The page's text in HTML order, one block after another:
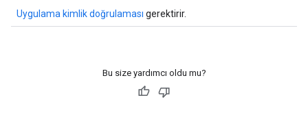
Uygulama kimlik doğrulaması gerektirir.
Bu size yardımcı oldu mu?